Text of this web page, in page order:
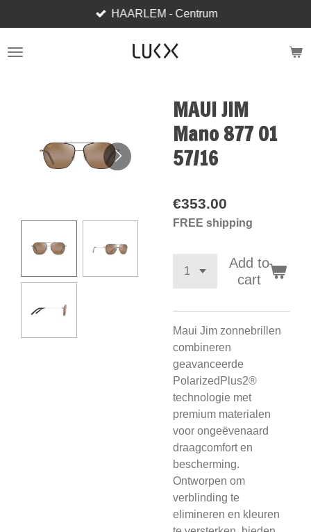
to
main
HAARLEM - Centrum
MAUI JIM
Mano 877 01
57/16
€353.00
FREE shipping
Add to
cart
Maui Jim zonnebrillen
combineren
geavanceerde
PolarizedPlus2®
technologie met
premium materialen
voor ongeëvenaard
draagcomfort en
bescherming.
Ontworpen om
verblinding te
elimineren en kleuren